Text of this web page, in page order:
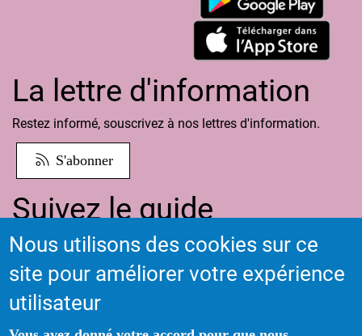
La lettre d'information
Restez informé, souscrivez à nos lettres d'information.
S'abonner
Suivez le guide
Informations sur l'utilisation de votre compte adhérent
Voir le guide
Nous utilisons des cookies sur ce
site pour améliorer votre expérience
utilisateur